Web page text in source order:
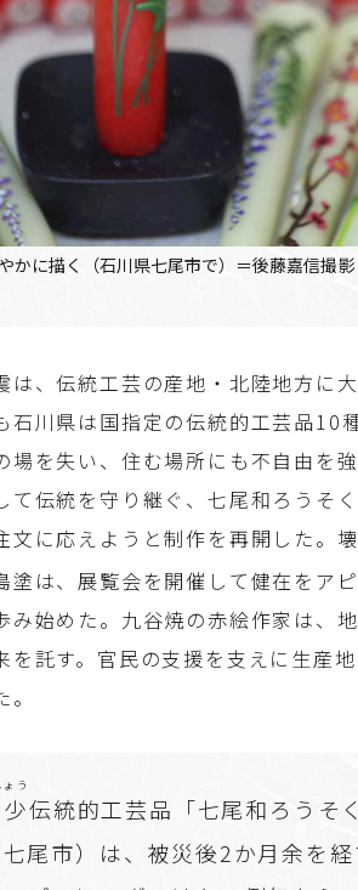
かに描く（石川県七尾市で）＝後藤嘉信撮影
は、伝統工芸の産地・北陸地方に
石川県は国指定の伝統的工芸品10
場を失い、住む場所にも不自由を
て伝統を守り継ぐ、七尾和ろうそ
文に応えようと制作を再開した。
塗は、展覧会を開催して健在をア
み始めた。九谷焼の赤絵作家は、
を託す。官民の支援を支えに生産
う
伝統的工芸品「七尾和ろうそ
七尾市）は、被災後2か月余を